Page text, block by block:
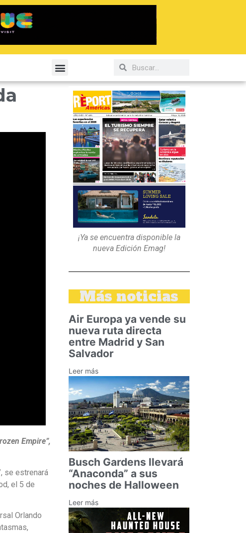
Empire”,
se estrenará
el 5 de
Orlando
¡Ya se encuentra disponible la
nueva Edición Emag!
Más noticias
Air Europa ya vende su
nueva ruta directa
entre Madrid y San
Salvador
Leer más
Busch Gardens llevará
“Anaconda” a sus
noches de Halloween
Leer más